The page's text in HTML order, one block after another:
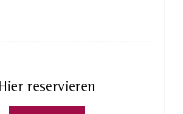
Hier reservieren